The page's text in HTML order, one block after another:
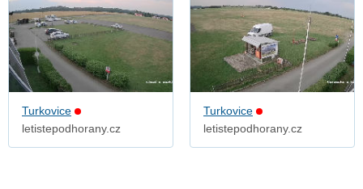
Turkovice
letistepodhorany.cz
Turkovice
letistepodhorany.cz